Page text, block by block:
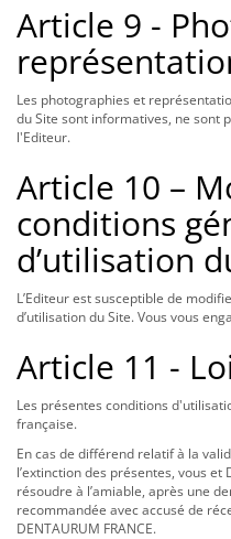
Article 9 -
Les photographies et
du Site sont informatives, ne sont
l'Editeur.
Article 10 –
conditions
d’utilisation
L’Editeur est susceptible de
d’utilisation du Site. Vous vous
Article 11 -
Les présentes conditions
française.
En cas de différend relatif à la
l’extinction des présentes, vous et
résoudre à l’amiable, après une
recommandée avec accusé de
DENTAURUM FRANCE.